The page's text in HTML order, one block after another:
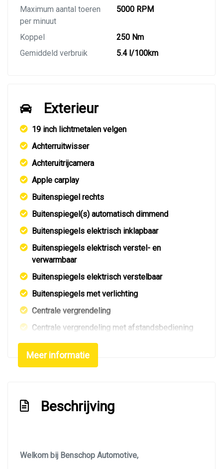
Maximum aantal toeren
per minuut
5000 RPM
Koppel
250 Nm
Gemiddeld verbruik
5.4 l/100km
Exterieur
19 inch lichtmetalen velgen
Achterruitwisser
Achteruitrijcamera
Apple carplay
Buitenspiegel rechts
Buitenspiegel(s) automatisch dimmend
Buitenspiegels elektrisch inklapbaar
Buitenspiegels elektrisch verstel- en
verwarmbaar
Buitenspiegels elektrisch verstelbaar
Buitenspiegels met verlichting
Centrale vergrendeling
Centrale vergrendeling met afstandsbediening
Dakrails
Dimlichten automatisch
Extra getint glas achter
Meer informatie
Beschrijving
Welkom bij Benschop Automotive,